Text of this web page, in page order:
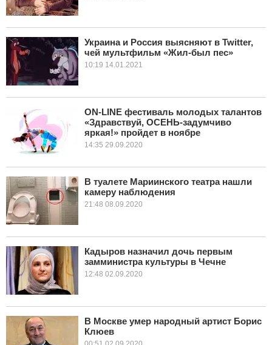
ЭКОНОМИКА
В МИРЕ
ОБЩЕСТВО
КУЛЬТУРА
НАУКА
СПОРТ
ШОУ-БИЗНЕС
ЭГОИЗМ
Украина и Россия выясняют в Twitter,
чей мультфильм «Жил-был пес»
10:19 14.01.2021
ON-LINE фестиваль молодых талантов
«Здравствуй, ОСЕНЬ-задумчиво
яркая!» пройдет в ноябре
14:35 29.09.2020
В туалете Мариинского театра нашли
камеру наблюдения
21:48 08.09.2020
Кадыров назначил дочь первым
замминистра культуры в Чечне
12:48 02.09.2020
В Москве умер народный артист Борис
Клюев